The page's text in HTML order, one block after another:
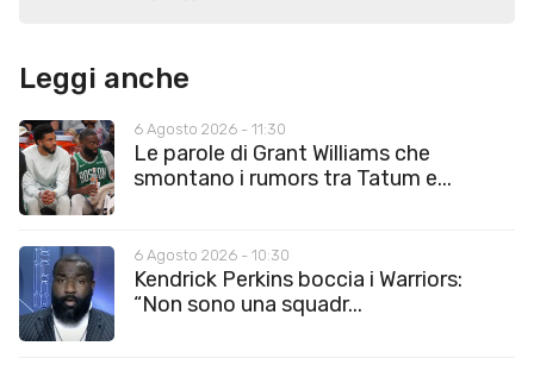
Leggi anche
6 Agosto 2026 - 11:30
Le parole di Grant Williams che
smontano i rumors tra Tatum e...
6 Agosto 2026 - 10:30
Kendrick Perkins boccia i Warriors:
“Non sono una squadr...